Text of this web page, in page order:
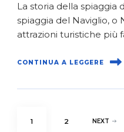
La storia della spiaggia
spiaggia del Naviglio, o
attrazioni turistiche più
CONTINUA A LEGGERE
Paginazione
PAGE
1 PAGE
2 NEXT